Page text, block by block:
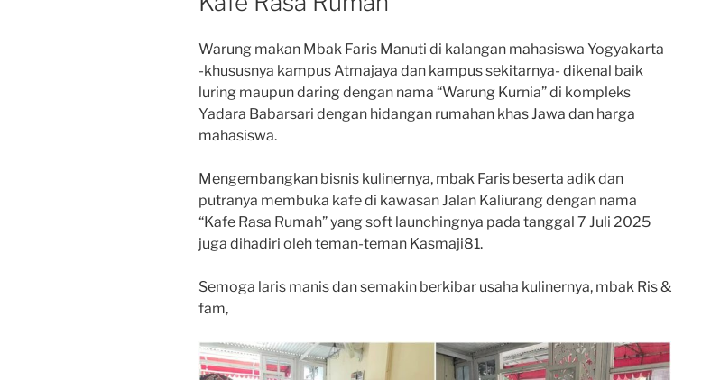
Warung makan Mbak Faris Manuti di kalangan mahasiswa Yogyakarta
-khususnya kampus Atmajaya dan kampus sekitarnya- dikenal baik
luring maupun daring dengan nama “Warung Kurnia” di kompleks
Yadara Babarsari dengan hidangan rumahan khas Jawa dan harga
mahasiswa.
Mengembangkan bisnis kulinernya, mbak Faris beserta adik dan
putranya membuka kafe di kawasan Jalan Kaliurang dengan nama
“Kafe Rasa Rumah” yang soft launchingnya pada tanggal 7 Juli 2025
juga dihadiri oleh teman-teman Kasmaji81.
Semoga laris manis dan semakin berkibar usaha kulinernya, mbak Ris &
fam,